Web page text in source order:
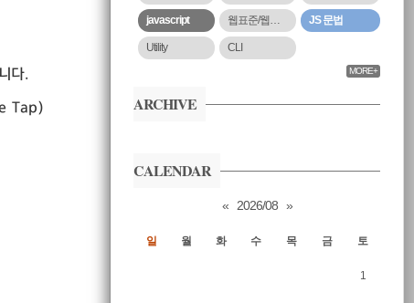
다.
Tap)
javascript 웹표준/웹접근성 JS 문법
Utility CLI
MORE+
ARCHIVE
CALENDAR
« 2026/08 »
일 월 화 수 목 금 토
1